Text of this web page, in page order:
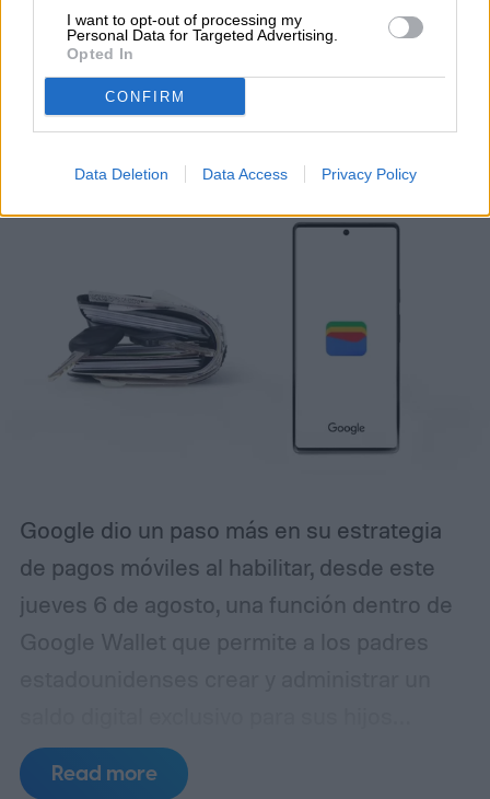
I want to opt-out of processing my
Personal Data for Targeted Advertising.
Opted In
CONFIRM
Data Deletion Data Access Privacy Policy
Google Wallet permitirá
que los padres transfieran
plata a los hijos
Google dio un paso más en su estrategia
de pagos móviles al habilitar, desde este
jueves 6 de agosto, una función dentro de
Google Wallet que permite a los padres
menores de 18 años. La novedad llega justo
antes del regreso a clases, un período en el
Read more